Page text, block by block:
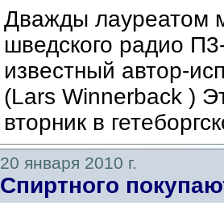
Дважды лауреатом
шведского радио
известный автор-
(Lars Winnerback )
вторник в
20 января 2010 г.
Спиртного